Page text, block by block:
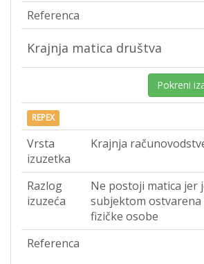
Referenca
Krajnja matica društva
Pokreni
REPEX
Vrsta
izuzetka
Krajnja
Razlog
izuzeća
Ne postoji matica jer
subjektom ostvarena
fizičke osobe
Referenca